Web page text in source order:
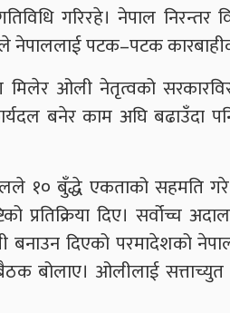
गरिरहे। नेपाल
नेपाललाई पटक–पटक
ओली नेतृत्वको
बनेर काम अघि बढाउँदा
१० बुँद्धे एकताको सहमति
प्रतिक्रिया दिए। सर्वोच्च
बनाउन दिएको परमादेशको
बोलाए। ओलीलाई सत्ताच्युत